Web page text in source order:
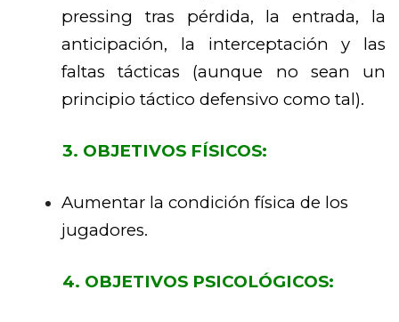
pressing tras pérdida, la entrada, la
anticipación, la interceptación y las
faltas tácticas (aunque no sean un
principio táctico defensivo como tal).
3. OBJETIVOS FÍSICOS:
Aumentar la condición física de los
jugadores.
4. OBJETIVOS PSICOLÓGICOS: